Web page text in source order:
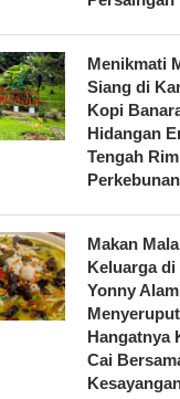
Menikmati
Siang di
Kopi
Hidangan
Tengah
Perkebunan
Makan
Keluarga di
Yonny
Menyeruput
Hangatnya
Cai